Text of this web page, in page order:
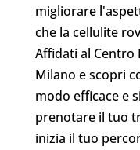
migliorare
che la cellulite
Affidati al Centro
Milano e scopri
modo efficace e
prenotare il tuo
inizia il tuo